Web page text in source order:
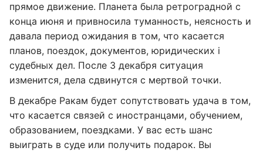
прямое движение. Планета была ретроградной с
конца июня и привносила туманность, неясность и
давала период ожидания в том, что касается
планов, поездок, документов, юридических і
судебных дел. После 3 декабря ситуация
изменится, дела сдвинутся с мертвой точки.
В декабре Ракам будет сопутствовать удача в том,
что касается связей с иностранцами, обучением,
образованием, поездками. У вас есть шанс
выиграть в суде или получить подарок. Вы